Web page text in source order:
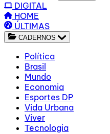
DIGITAL
HOME
ÚLTIMAS
CADERNOS
Política
Brasil
Mundo
Economia
Esportes DP
Vida Urbana
Viver
Tecnologia